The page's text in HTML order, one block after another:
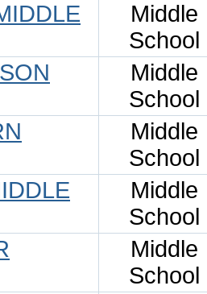
Middle
School
Middle
School
Middle
School
Middle
School
Middle
School